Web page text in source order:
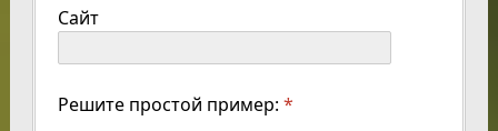
Сайт
Решите простой пример: *